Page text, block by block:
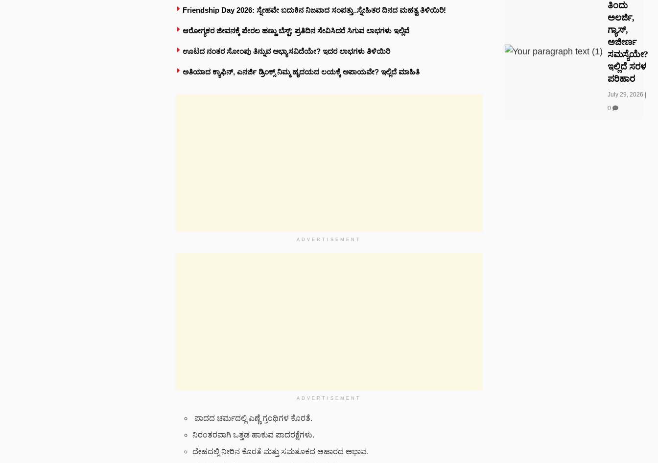
Friendship Day 2026: ಸ್ನೇಹವೇ ಬದುಕಿನ ನಿಜವಾದ ಸಂಪತ್ತು..ಸ್ನೇಹಿತರ ದಿನದ ಮಹತ್ವ ತಿಳಿಯಿರಿ!
ಆರೋಗ್ಯಕರ ಜೀವನಕ್ಕೆ ಪೇರಲ ಹಣ್ಣು ಬೆಸ್ಟ್; ಪ್ರತಿದಿನ ಸೇವಿಸಿದರೆ ಸಿಗುವ ಲಾಭಗಳು ಇಲ್ಲಿವೆ
ಊಟದ ನಂತರ ಸೋಂಪು ತಿನ್ನುವ ಅಭ್ಯಾಸವಿದೆಯೇ? ಇದರ ಲಾಭಗಳು ತಿಳಿಯಿರಿ
ಅತಿಯಾದ ಕ್ಯಾಫಿನ್, ಎನರ್ಜಿ ಡ್ರಿಂಕ್ಸ್ ನಿಮ್ಮ ಹೃದಯದ ಲಯಕ್ಕೆ ಅಪಾಯವೇ? ಇಲ್ಲಿದೆ ಮಾಹಿತಿ
ADVERTISEMENT
ADVERTISEMENT
ಪಾದದ ಚರ್ಮದಲ್ಲಿ ಎಣ್ಣೆ ಗ್ರಂಥಿಗಳ ಕೊರತೆ.
ನಿರಂತರವಾಗಿ ಒತ್ತಡ ಹಾಕುವ ಪಾದರಕ್ಷೆಗಳು.
ದೇಹದಲ್ಲಿ ನೀರಿನ ಕೊರತೆ ಮತ್ತು ಸಮತೂಕದ ಆಹಾರದ ಅಭಾವ.
ತಿಂದು
ಅಲರ್ಜಿ,
ಗ್ಯಾಸ್,
ಅಜೀರ್ಣ
ಸಮಸ್ಯೆಯೇ?
ಇಲ್ಲಿದೆ ಸರಳ
ಪರಿಹಾರ
July 29, 2026
0